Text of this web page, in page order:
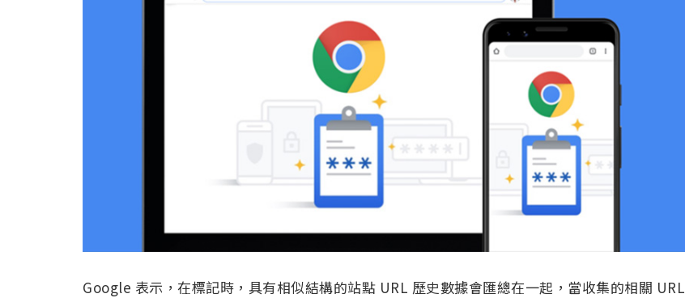
Google 表示，在標記時，具有相似結構的站點 URL 歷史數據會匯總在一起，當收集的相關 URL